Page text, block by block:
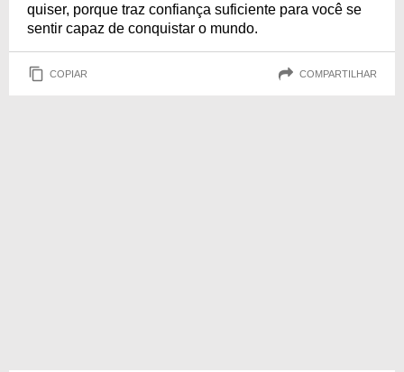
quiser, porque traz confiança suficiente para você se
sentir capaz de conquistar o mundo.
COPIAR COMPARTILHAR